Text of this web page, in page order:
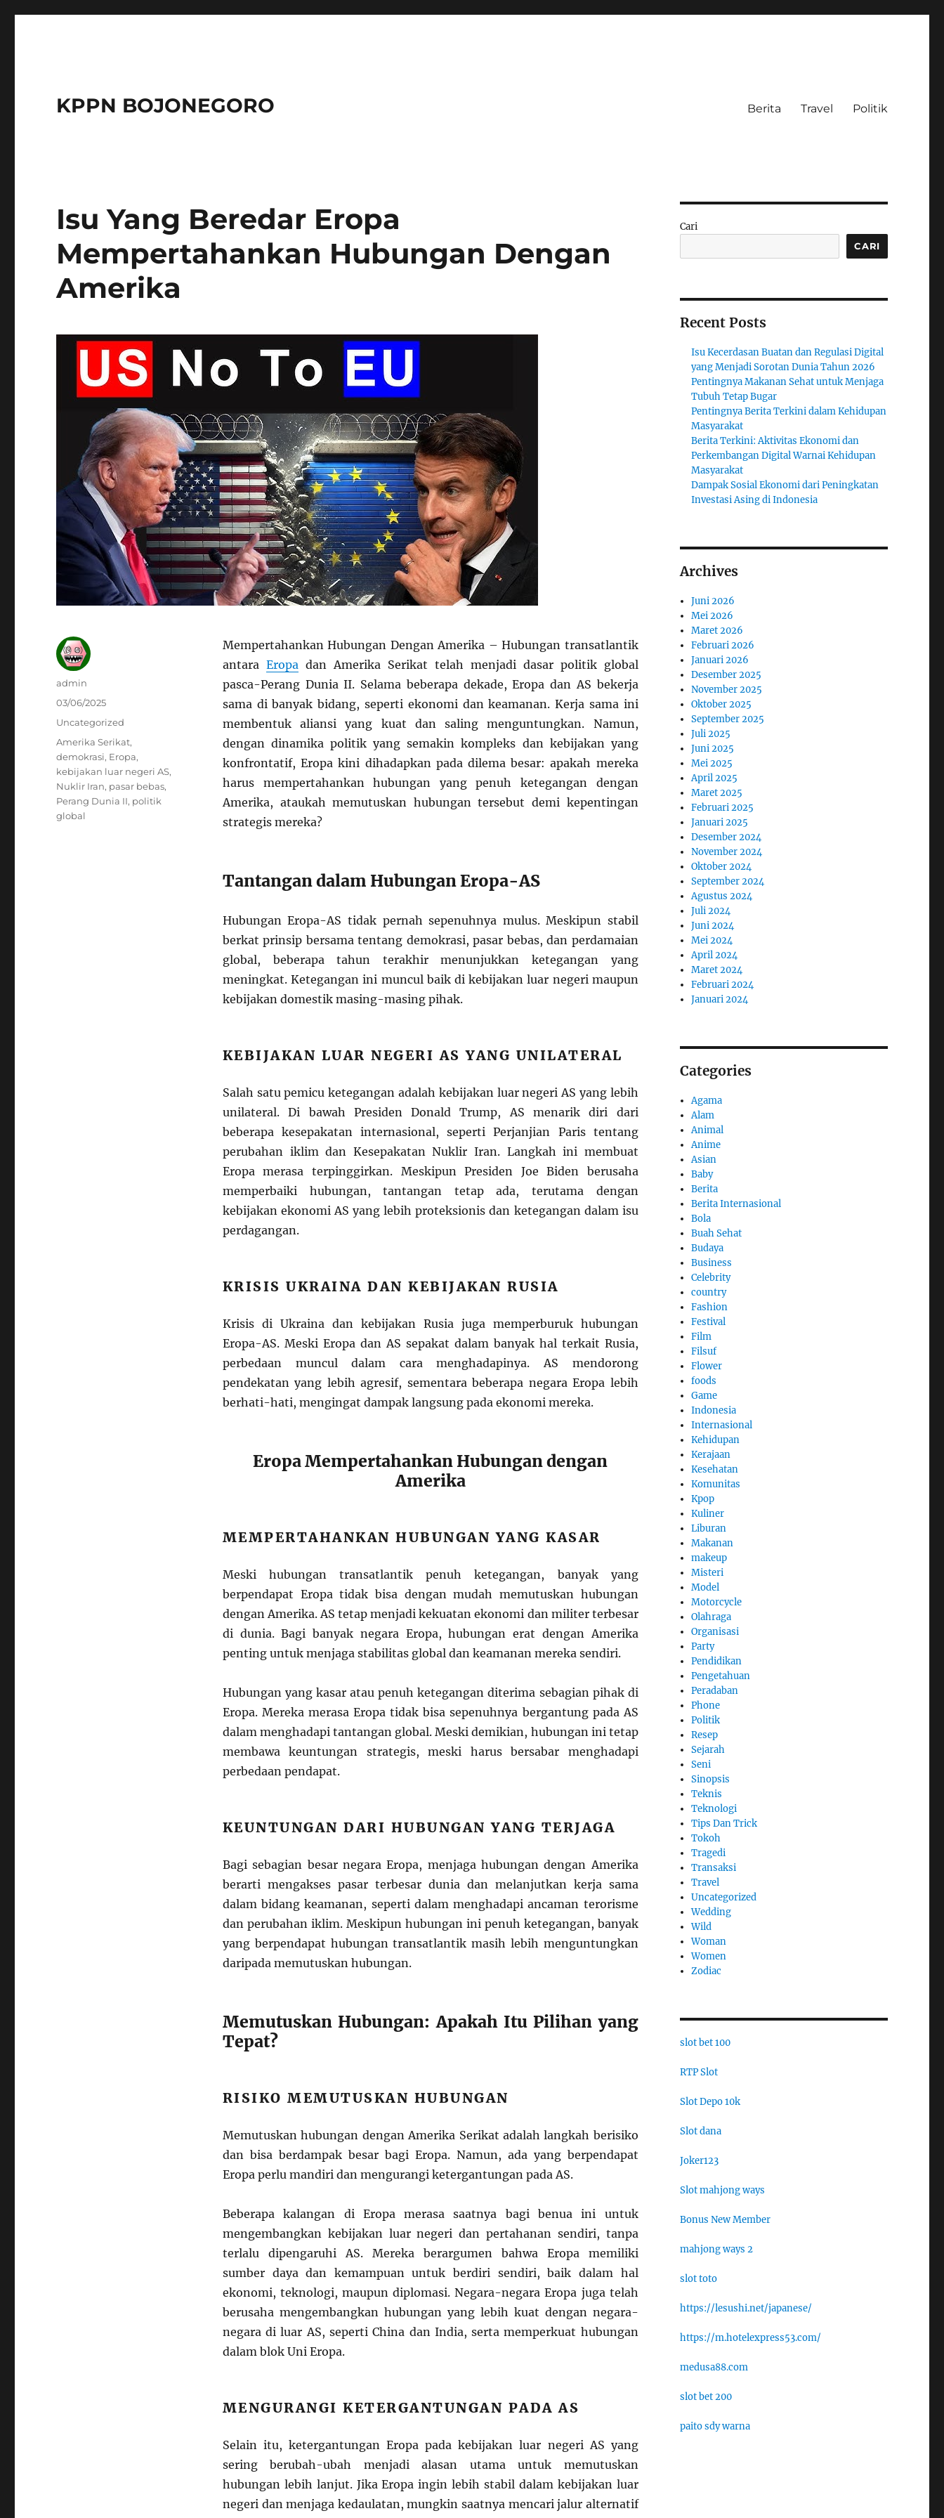
KPPN BOJONEGORO Berita Travel Politik
Isu Yang Beredar Eropa
Mempertahankan Hubungan Dengan
Amerika
Mempertahankan Hubungan Dengan Amerika – Hubungan transatlantik
antara Eropa dan Amerika Serikat telah menjadi dasar politik global
pasca-Perang Dunia II. Selama beberapa dekade, Eropa dan AS bekerja
sama di banyak bidang, seperti ekonomi dan keamanan. Kerja sama ini
membentuk aliansi yang kuat dan saling menguntungkan. Namun,
dengan dinamika politik yang semakin kompleks dan kebijakan yang
konfrontatif, Eropa kini dihadapkan pada dilema besar: apakah mereka
harus mempertahankan hubungan yang penuh ketegangan dengan
Amerika, ataukah memutuskan hubungan tersebut demi kepentingan
strategis mereka?
Tantangan dalam Hubungan Eropa-AS
Hubungan Eropa-AS tidak pernah sepenuhnya mulus. Meskipun stabil
berkat prinsip bersama tentang demokrasi, pasar bebas, dan perdamaian
global, beberapa tahun terakhir menunjukkan ketegangan yang
meningkat. Ketegangan ini muncul baik di kebijakan luar negeri maupun
kebijakan domestik masing-masing pihak.
KEBIJAKAN LUAR NEGERI AS YANG UNILATERAL
Salah satu pemicu ketegangan adalah kebijakan luar negeri AS yang lebih
unilateral. Di bawah Presiden Donald Trump, AS menarik diri dari
beberapa kesepakatan internasional, seperti Perjanjian Paris tentang
perubahan iklim dan Kesepakatan Nuklir Iran. Langkah ini membuat
Eropa merasa terpinggirkan. Meskipun Presiden Joe Biden berusaha
memperbaiki hubungan, tantangan tetap ada, terutama dengan
kebijakan ekonomi AS yang lebih proteksionis dan ketegangan dalam isu
perdagangan.
KRISIS UKRAINA DAN KEBIJAKAN RUSIA
Krisis di Ukraina dan kebijakan Rusia juga memperburuk hubungan
Eropa-AS. Meski Eropa dan AS sepakat dalam banyak hal terkait Rusia,
perbedaan muncul dalam cara menghadapinya. AS mendorong
pendekatan yang lebih agresif, sementara beberapa negara Eropa lebih
berhati-hati, mengingat dampak langsung pada ekonomi mereka.
Eropa Mempertahankan Hubungan dengan
Amerika
MEMPERTAHANKAN HUBUNGAN YANG KASAR
Meski hubungan transatlantik penuh ketegangan, banyak yang
berpendapat Eropa tidak bisa dengan mudah memutuskan hubungan
dengan Amerika. AS tetap menjadi kekuatan ekonomi dan militer terbesar
di dunia. Bagi banyak negara Eropa, hubungan erat dengan Amerika
penting untuk menjaga stabilitas global dan keamanan mereka sendiri.
Hubungan yang kasar atau penuh ketegangan diterima sebagian pihak di
Eropa. Mereka merasa Eropa tidak bisa sepenuhnya bergantung pada AS
dalam menghadapi tantangan global. Meski demikian, hubungan ini tetap
membawa keuntungan strategis, meski harus bersabar menghadapi
perbedaan pendapat.
KEUNTUNGAN DARI HUBUNGAN YANG TERJAGA
Bagi sebagian besar negara Eropa, menjaga hubungan dengan Amerika
berarti mengakses pasar terbesar dunia dan melanjutkan kerja sama
dalam bidang keamanan, seperti dalam menghadapi ancaman terorisme
dan perubahan iklim. Meskipun hubungan ini penuh ketegangan, banyak
yang berpendapat hubungan transatlantik masih lebih menguntungkan
daripada memutuskan hubungan.
Memutuskan Hubungan: Apakah Itu Pilihan yang
Tepat?
RISIKO MEMUTUSKAN HUBUNGAN
Memutuskan hubungan dengan Amerika Serikat adalah langkah berisiko
dan bisa berdampak besar bagi Eropa. Namun, ada yang berpendapat
Eropa perlu mandiri dan mengurangi ketergantungan pada AS.
Beberapa kalangan di Eropa merasa saatnya bagi benua ini untuk
mengembangkan kebijakan luar negeri dan pertahanan sendiri, tanpa
terlalu dipengaruhi AS. Mereka berargumen bahwa Eropa memiliki
sumber daya dan kemampuan untuk berdiri sendiri, baik dalam hal
ekonomi, teknologi, maupun diplomasi. Negara-negara Eropa juga telah
berusaha mengembangkan hubungan yang lebih kuat dengan negara-
negara di luar AS, seperti China dan India, serta memperkuat hubungan
dalam blok Uni Eropa.
MENGURANGI KETERGANTUNGAN PADA AS
Selain itu, ketergantungan Eropa pada kebijakan luar negeri AS yang
sering berubah-ubah menjadi alasan utama untuk memutuskan
hubungan lebih lanjut. Jika Eropa ingin lebih stabil dalam kebijakan luar
negeri dan menjaga kedaulatan, mungkin saatnya mencari jalur alternatif
Author
admin
Posted
03/06/2025
Categories
Uncategorized
Tags
Amerika Serikat,
demokrasi, Eropa,
kebijakan luar negeri AS,
Nuklir Iran, pasar bebas,
Perang Dunia II, politik
global
Cari
CARI
Recent Posts
Isu Kecerdasan Buatan dan Regulasi Digital
yang Menjadi Sorotan Dunia Tahun 2026
Pentingnya Makanan Sehat untuk Menjaga
Tubuh Tetap Bugar
Pentingnya Berita Terkini dalam Kehidupan
Masyarakat
Berita Terkini: Aktivitas Ekonomi dan
Perkembangan Digital Warnai Kehidupan
Masyarakat
Dampak Sosial Ekonomi dari Peningkatan
Investasi Asing di Indonesia
Archives
Juni 2026
Mei 2026
Maret 2026
Februari 2026
Januari 2026
Desember 2025
November 2025
Oktober 2025
September 2025
Juli 2025
Juni 2025
Mei 2025
April 2025
Maret 2025
Februari 2025
Januari 2025
Desember 2024
November 2024
Oktober 2024
September 2024
Agustus 2024
Juli 2024
Juni 2024
Mei 2024
April 2024
Maret 2024
Februari 2024
Januari 2024
Categories
Agama
Alam
Animal
Anime
Asian
Baby
Berita
Berita Internasional
Bola
Buah Sehat
Budaya
Business
Celebrity
country
Fashion
Festival
Film
Filsuf
Flower
foods
Game
Indonesia
Internasional
Kehidupan
Kerajaan
Kesehatan
Komunitas
Kpop
Kuliner
Liburan
Makanan
makeup
Misteri
Model
Motorcycle
Olahraga
Organisasi
Party
Pendidikan
Pengetahuan
Peradaban
Phone
Politik
Resep
Sejarah
Seni
Sinopsis
Teknis
Teknologi
Tips Dan Trick
Tokoh
Tragedi
Transaksi
Travel
Uncategorized
Wedding
Wild
Woman
Women
Zodiac
slot bet 100
RTP Slot
Slot Depo 10k
Slot dana
Joker123
Slot mahjong ways
Bonus New Member
mahjong ways 2
slot toto
https://lesushi.net/japanese/
https://m.hotelexpress53.com/
medusa88.com
slot bet 200
paito sdy warna